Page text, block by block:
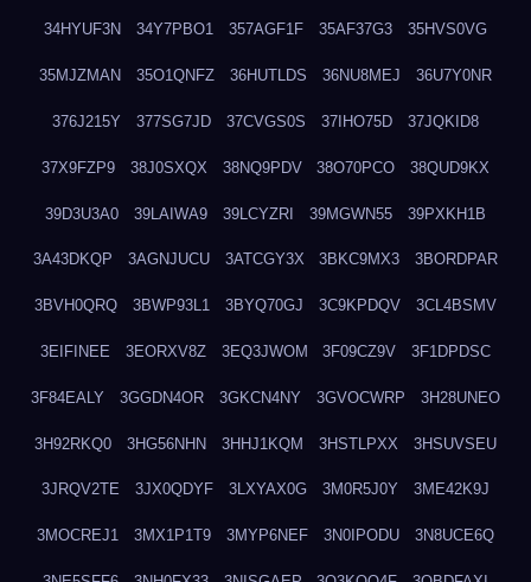
34HYUF3N 34Y7PBO1 357AGF1F 35AF37G3 35HVS0VG
35MJZMAN 35O1QNFZ 36HUTLDS 36NU8MEJ 36U7Y0NR
376J215Y 377SG7JD 37CVGS0S 37IHO75D 37JQKID8
37X9FZP9 38J0SXQX 38NQ9PDV 38O70PCO 38QUD9KX
39D3U3A0 39LAIWA9 39LCYZRI 39MGWN55 39PXKH1B
3A43DKQP 3AGNJUCU 3ATCGY3X 3BKC9MX3 3BORDPAR
3BVH0QRQ 3BWP93L1 3BYQ70GJ 3C9KPDQV 3CL4BSMV
3EIFINEE 3EORXV8Z 3EQ3JWOM 3F09CZ9V 3F1DPDSC
3F84EALY 3GGDN4OR 3GKCN4NY 3GVOCWRP 3H28UNEO
3H92RKQ0 3HG56NHN 3HHJ1KQM 3HSTLPXX 3HSUVSEU
3JRQV2TE 3JX0QDYF 3LXYAX0G 3M0R5J0Y 3ME42K9J
3MOCREJ1 3MX1P1T9 3MYP6NEF 3N0IPODU 3N8UCE6Q